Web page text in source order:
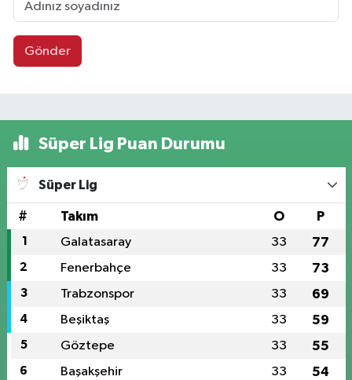
Gönder
Süper Lig Puan Durumu
Süper Lig
# Takım O P
1 Galatasaray 33 77
2 Fenerbahçe 33 73
3 Trabzonspor 33 69
4 Beşiktaş 33 59
5 Göztepe 33 55
6 Başakşehir 33 54